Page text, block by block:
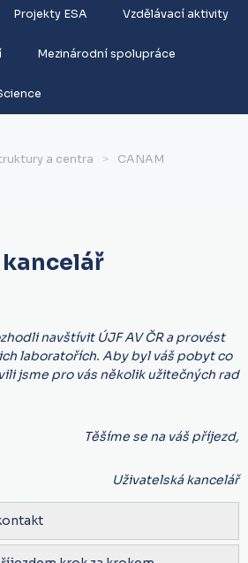
Projekty ESA Vzdělávací aktivity
Mezinárodní spolupráce
a centra
CANAM
navštívit ÚJF AV ČR a provést
laboratořích. Aby byl váš pobyt co
jsme pro vás několik užitečných rad
Těšíme se na váš příjezd,
Uživatelská kancelář